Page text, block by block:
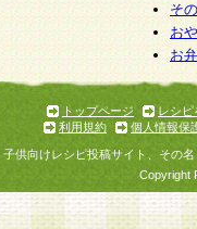
場合には、ご本人
令に準拠して合理的
求等の請求先は個
のうえ、当社所定の
ループとします。な
登録をすることがで
そ
お
お
トップページ
レシピ
利用規約
個人情報保
子供向けレシピ投稿サイト、その
Copyright